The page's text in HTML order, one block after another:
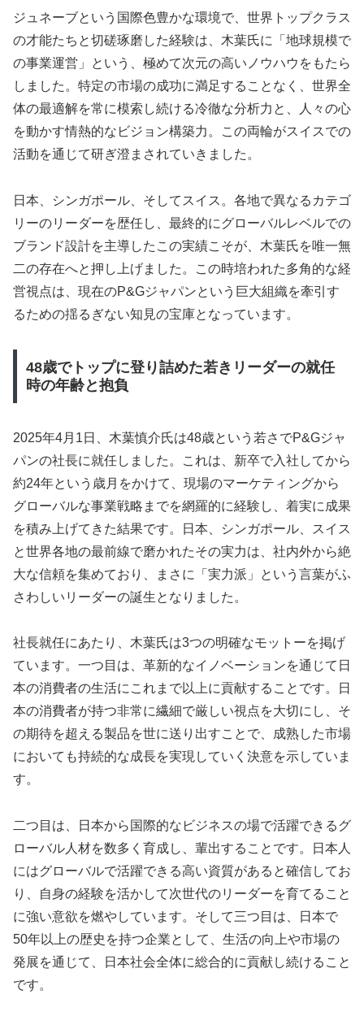
ジュネーブという国際色豊かな環境で、世界トップクラス
の才能たちと切磋琢磨した経験は、木葉氏に「地球規模で
の事業運営」という、極めて次元の高いノウハウをもたら
しました。特定の市場の成功に満足することなく、世界全
体の最適解を常に模索し続ける冷徹な分析力と、人々の心
を動かす情熱的なビジョン構築力。この両輪がスイスでの
活動を通じて研ぎ澄まされていきました。
日本、シンガポール、そしてスイス。各地で異なるカテゴ
リーのリーダーを歴任し、最終的にグローバルレベルでの
ブランド設計を主導したこの実績こそが、木葉氏を唯一無
二の存在へと押し上げました。この時培われた多角的な経
営視点は、現在のP&Gジャパンという巨大組織を牽引す
るための揺るぎない知見の宝庫となっています。
48歳でトップに登り詰めた若きリーダーの就任
時の年齢と抱負
2025年4月1日、木葉慎介氏は48歳という若さでP&Gジャ
パンの社長に就任しました。これは、新卒で入社してから
約24年という歳月をかけて、現場のマーケティングから
グローバルな事業戦略までを網羅的に経験し、着実に成果
を積み上げてきた結果です。日本、シンガポール、スイス
と世界各地の最前線で磨かれたその実力は、社内外から絶
大な信頼を集めており、まさに「実力派」という言葉がふ
さわしいリーダーの誕生となりました。
社長就任にあたり、木葉氏は3つの明確なモットーを掲げ
ています。一つ目は、革新的なイノベーションを通じて日
本の消費者の生活にこれまで以上に貢献することです。日
本の消費者が持つ非常に繊細で厳しい視点を大切にし、そ
の期待を超える製品を世に送り出すことで、成熟した市場
においても持続的な成長を実現していく決意を示していま
す。
二つ目は、日本から国際的なビジネスの場で活躍できるグ
ローバル人材を数多く育成し、輩出することです。日本人
にはグローバルで活躍できる高い資質があると確信してお
り、自身の経験を活かして次世代のリーダーを育てること
に強い意欲を燃やしています。そして三つ目は、日本で
50年以上の歴史を持つ企業として、生活の向上や市場の
発展を通じて、日本社会全体に総合的に貢献し続けること
です。